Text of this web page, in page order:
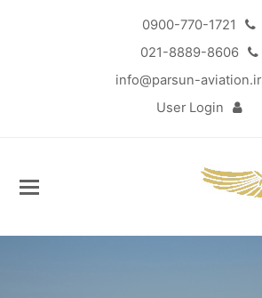
0900-770-1721
021-8889-8606
info@parsun-aviation.ir
User Login